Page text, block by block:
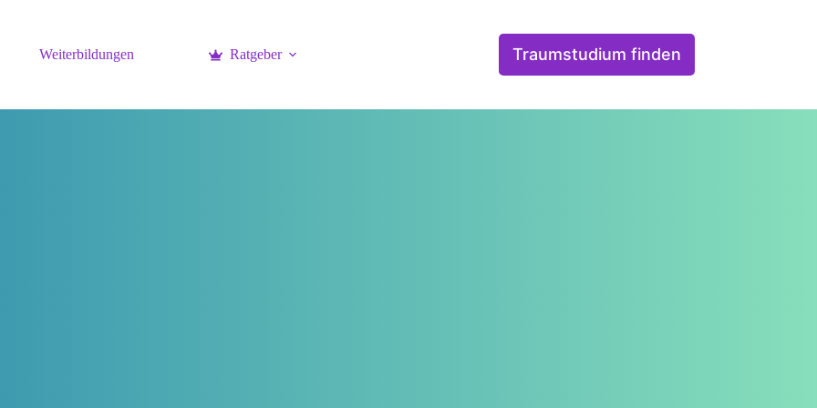
Weiterbildungen Ratgeber Traumstudium finden